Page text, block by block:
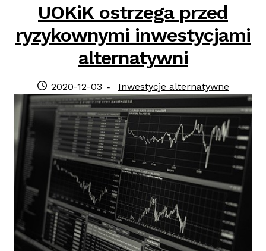
UOKiK ostrzega przed
ryzykownymi inwestycjami
alternatywni
Posted
on
2020-12-03 Category:
Inwestycje alternatywne